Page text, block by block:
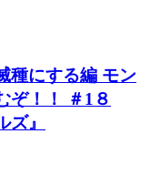
種にする編 モン
ぞ！！ ＃1８
ズ』